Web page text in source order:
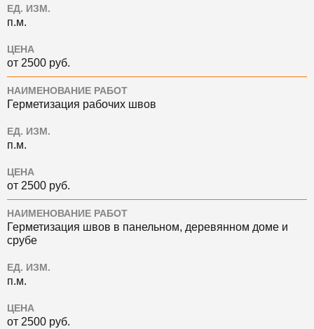
ЕД. ИЗМ.
п.м.
ЦЕНА
от 2500 руб.
НАИМЕНОВАНИЕ РАБОТ
Герметизация рабочих швов
ЕД. ИЗМ.
п.м.
ЦЕНА
от 2500 руб.
НАИМЕНОВАНИЕ РАБОТ
Герметизация швов в панельном, деревянном доме и
срубе
ЕД. ИЗМ.
п.м.
ЦЕНА
от 2500 руб.